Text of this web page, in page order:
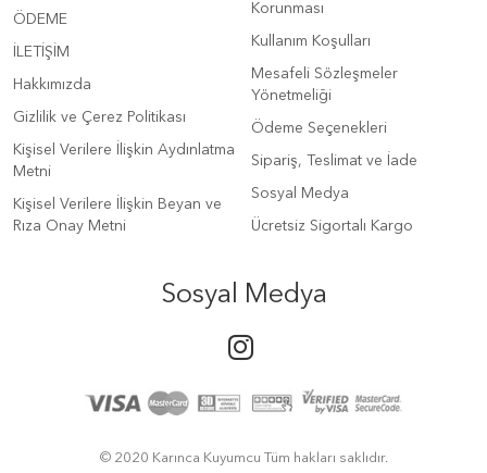
ÖDEME
İLETİŞİM
Hakkımızda
Gizlilik ve Çerez Politikası
Kişisel Verilere İlişkin Aydınlatma
Metni
Kişisel Verilere İlişkin Beyan ve
Rıza Onay Metni
Korunması
Kullanım Koşulları
Mesafeli Sözleşmeler
Yönetmeliği
Ödeme Seçenekleri
Sipariş, Teslimat ve İade
Sosyal Medya
Ücretsiz Sigortalı Kargo
Sosyal Medya
© 2020 Karınca Kuyumcu Tüm hakları saklıdır.